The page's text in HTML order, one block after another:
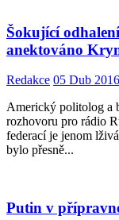
Šokující
anektováno
Redakce 05 Dub 2016
Americký politolog a
rozhovoru pro rádio
federací je jenom
bylo přesně...
Putin v